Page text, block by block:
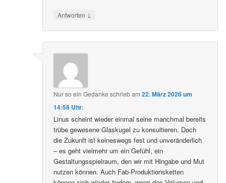
Antworten ↓
Nur so ein Gedanke schriebam22. März 2026 um
14:58 Uhr:
Linus scheint wieder einmal seine manchmal bereits
trübe gewesene Glaskugel zu konsultieren. Doch
die Zukunft ist keineswegs fest und unveränderlich
– es geht vielmehr um ein Gefühl, ein
Gestaltungsspielraum, den wir mit Hingabe und Mut
nutzen können. Auch Fab-Produktionsketten